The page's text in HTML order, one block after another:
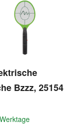
Bzzz, 25154